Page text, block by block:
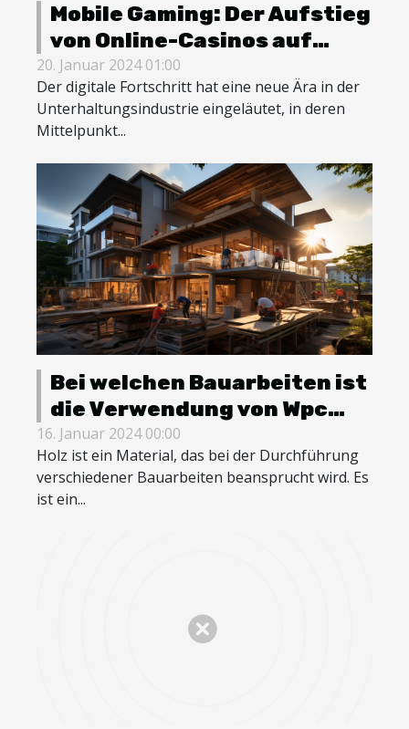
Mobile Gaming: Der Aufstieg
von Online-Casinos auf
Smartphones und Tablets
20. Januar 2024 01:00
Der digitale Fortschritt hat eine neue Ära in der
Unterhaltungsindustrie eingeläutet, in deren
Mittelpunkt...
Bei welchen Bauarbeiten ist
die Verwendung von Wpc
erforderlich ?
16. Januar 2024 00:00
Holz ist ein Material, das bei der Durchführung
verschiedener Bauarbeiten beansprucht wird. Es
ist ein...